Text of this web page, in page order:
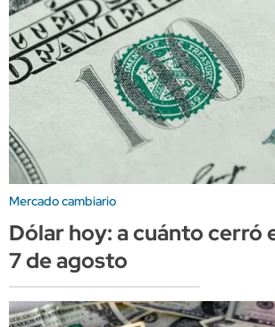
Mercado cambiario
Dólar hoy: a cuánto cerró
7 de agosto